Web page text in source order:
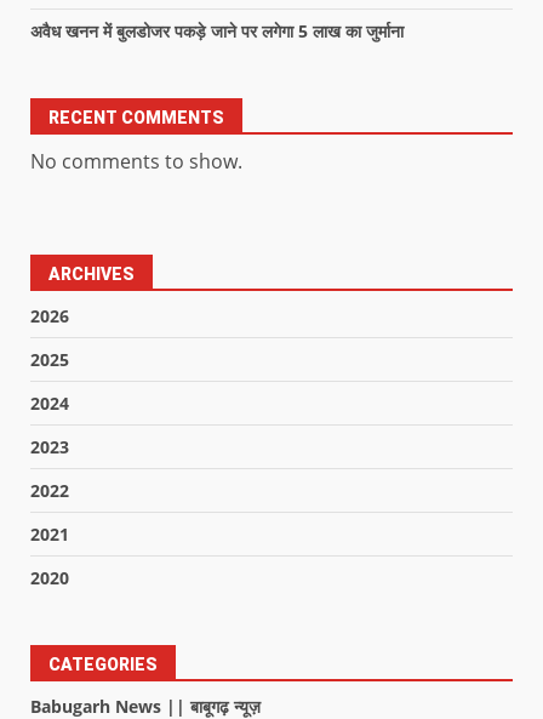
अवैध खनन में बुलडोजर पकड़े जाने पर लगेगा 5 लाख का जुर्माना
RECENT COMMENTS
No comments to show.
ARCHIVES
2026
2025
2024
2023
2022
2021
2020
CATEGORIES
Babugarh News || बाबूगढ़ न्यूज़